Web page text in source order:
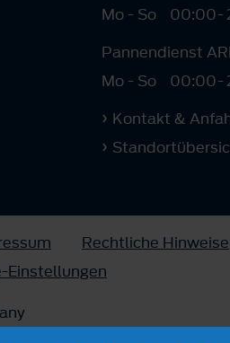
Mo - So
00:00-
Pannendienst
Mo - So
00:00-
Kontakt &
Rechtliche Hinweise
Einstellungen